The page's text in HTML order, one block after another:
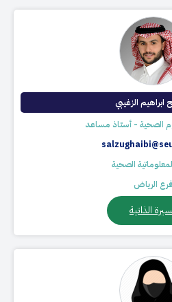
ابراهيم الزغيبي
الصحية - أستاذ مساعد
الصحية
فرع الرياض
الذاتية